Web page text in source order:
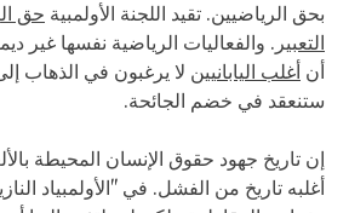
بحق الرياضيين. تقيد اللجنة الأولمبية حق
التعبير . والفعاليات الرياضية نفسها غير
أن أغلب اليابانيين لا يرغبون في الذهاب
ستنعقد في خضم الجائحة.
إن تاريخ جهود حقوق الإنسان المحيطة